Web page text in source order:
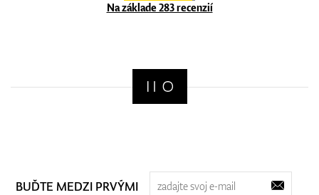
Na základe 283 recenzií
BUĎTE MEDZI PRVÝMI